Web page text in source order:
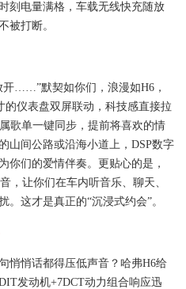
刻电量满格，车载无线快充随放
被打断。
开……”默契如你们，浪漫如H6，
的仪表盘双屏联动，科技感直接拉
歌单一键同步，提前将喜欢的情
山间公路或沿海小道上，DSP数字
你们的爱情伴奏。更贴心的是，
，让你们在车内听音乐、聊天、
这才是真正的“沉浸式约会”。
悄悄话都得压低声音？哈弗H6给
发动机+7DCT动力组合响应迅